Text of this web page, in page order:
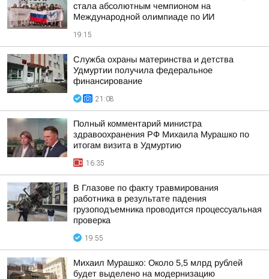
стала абсолютным чемпионом на
Международной олимпиаде по ИИ
19:15
Служба охраны материнства и детства
Удмуртии получила федеральное
финансирование
21:08
Полный комментарий министра
здравоохранения РФ Михаила Мурашко по
итогам визита в Удмуртию
16:35
В Глазове по факту травмирования
работника в результате падения
грузоподъемника проводится процессуальная
проверка
19:55
Михаил Мурашко: Около 5,5 млрд рублей
будет выделено на модернизацию